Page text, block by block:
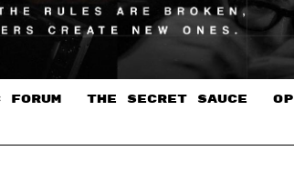
FORUM THE SECRET SAUCE​